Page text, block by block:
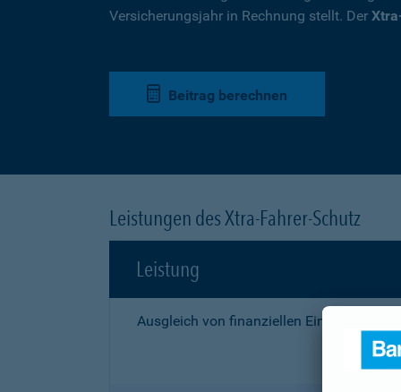
Versicherungsjahr in Rechnung stellt. Der
Beitrag berechnen
Leistungen des Xtra-Fahrer-Schutz
Leistung
Ausgleich von finanziellen Einbußen